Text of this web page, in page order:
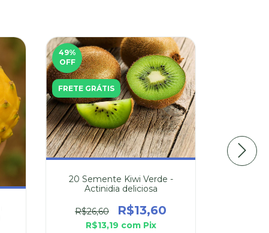
49%
OFF
FRETE GRÁTIS
20 Semente Kiwi Verde -
Actinidia deliciosa
R$26,60 R$13,60
R$13,19 com Pix